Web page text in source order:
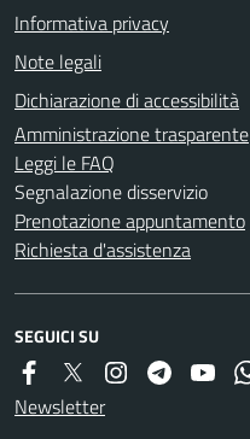
Informativa privacy
Note legali
Dichiarazione di accessibilità
Amministrazione trasparente
Leggi le FAQ
Segnalazione disservizio
Prenotazione appuntamento
Richiesta d'assistenza
SEGUICI SU
Newsletter